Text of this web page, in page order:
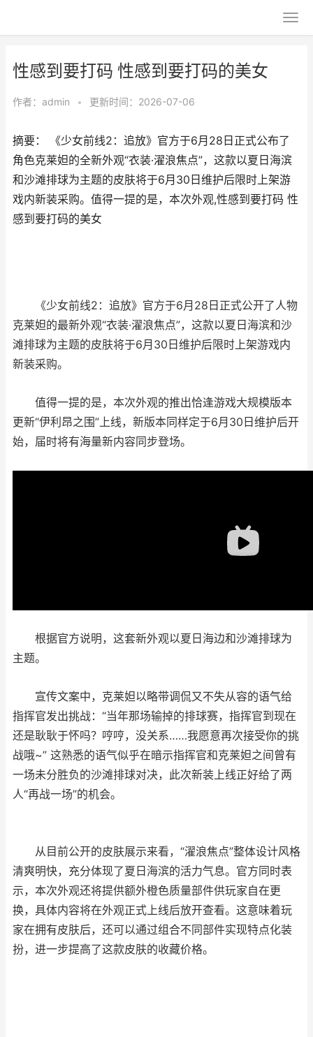
性感到要打码 性感到要打码的美女
作者： admin • 更新时间：2026-07-06
摘要： 《少女前线2：追放》官方于6月28日正式公布了
角色克莱妲的全新外观“衣装·濯浪焦点”，这款以夏日海滨
和沙滩排球为主题的皮肤将于6月30日维护后限时上架游
戏内新装采购。值得一提的是，本次外观,性感到要打码 性
感到要打码的美女
《少女前线2：追放》官方于6月28日正式公开了人物
克莱妲的最新外观“衣装·濯浪焦点”，这款以夏日海滨和沙
滩排球为主题的皮肤将于6月30日维护后限时上架游戏内
新装采购。
值得一提的是，本次外观的推出恰逢游戏大规模版本
更新“伊利昂之围”上线，新版本同样定于6月30日维护后开
始，届时将有海量新内容同步登场。
根据官方说明，这套新外观以夏日海边和沙滩排球为
主题。
宣传文案中，克莱妲以略带调侃又不失从容的语气给
指挥官发出挑战：“当年那场输掉的排球赛，指挥官到现在
还是耿耿于怀吗？哼哼，没关系……我愿意再次接受你的挑
战哦~” 这熟悉的语气似乎在暗示指挥官和克莱妲之间曾有
一场未分胜负的沙滩排球对决，此次新装上线正好给了两
人“再战一场”的机会。
从目前公开的皮肤展示来看，“濯浪焦点”整体设计风格
清爽明快，充分体现了夏日海滨的活力气息。官方同时表
示，本次外观还将提供额外橙色质量部件供玩家自在更
换，具体内容将在外观正式上线后放开查看。这意味着玩
家在拥有皮肤后，还可以通过组合不同部件实现特点化装
扮，进一步提高了这款皮肤的收藏价格。